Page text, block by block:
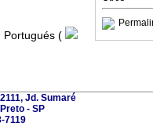
Portugués (
Jd. Sumaré
- SP
7119